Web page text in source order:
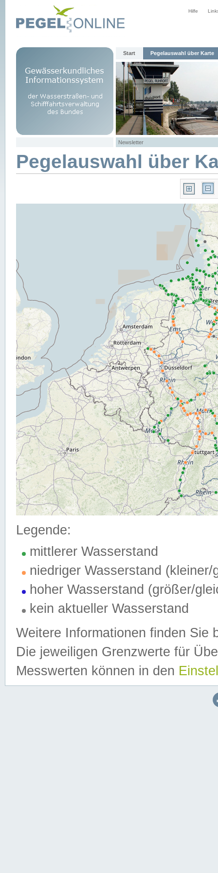
Hilfe
Start Pegelauswahl über Karte
Newsletter
Pegelauswahl über
Legende:
mittlerer Wasserstand
niedriger Wasserstand (kleiner/
hoher Wasserstand (größer/
kein aktueller Wasserstand
Weitere Informationen finden Sie
Die jeweiligen Grenzwerte für
Messwerten können in den